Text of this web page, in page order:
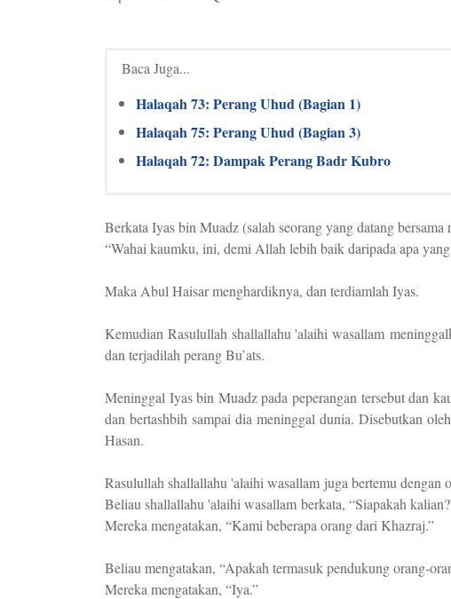
Baca Juga...
Halaqah 73: Perang Uhud (Bagian 1)
Halaqah 75: Perang Uhud (Bagian 3)
Halaqah 72: Dampak Perang Badr Kubro
Berkata Iyas bin Muadz (salah seorang yang datang bersama
“Wahai kaumku, ini, demi Allah lebih baik daripada apa
Maka Abul Haisar menghardiknya, dan terdiamlah Iyas.
Kemudian Rasulullah shallallahu 'alaihi wasallam
dan terjadilah perang Bu’ats.
Meninggal Iyas bin Muadz pada peperangan tersebut dan
dan bertashbih sampai dia meninggal dunia. Disebutkan
Hasan.
Rasulullah shallallahu 'alaihi wasallam juga bertemu
Beliau shallallahu 'alaihi wasallam berkata, “Siapakah
Mereka mengatakan, “Kami beberapa orang dari Khazraj.”
Beliau mengatakan, “Apakah termasuk pendukung orang-
Mereka mengatakan, “Iya.”